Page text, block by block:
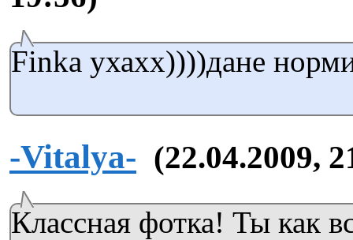
Finka ухахх))))дане
-Vitalya- (22.04.2009,
Классная фотка! Ты как